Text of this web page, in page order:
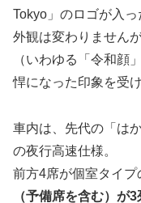
Tokyo」のロゴが入
外観は変わりません
（いわゆる「令和顔
悍になった印象を受け
車内は、先代の「は
の夜行高速仕様。
前方4席が個室タイプ
（予備席を含む）が